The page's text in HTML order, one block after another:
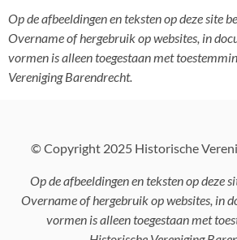
Op de afbeeldingen en teksten op deze site
Overname of hergebruik op websites, in
vormen is alleen toegestaan met
Vereniging Barendrecht.
© Copyright 2025 Historische
Op de afbeeldingen en teksten op deze
Overname of hergebruik op websites, in
vormen is alleen toegestaan met